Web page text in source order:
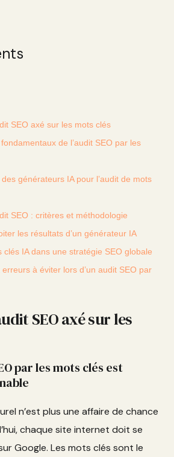
SEO axé sur les mots clés
de l’audit SEO par les
générateurs IA pour l’audit de mots
SEO : critères et méthodologie
les résultats d’un générateur IA
clés IA dans une stratégie SEO globale
à éviter lors d’un audit SEO par
SEO axé sur les
par les mots clés est
n’est plus une affaire de chance
chaque site internet doit se
Google. Les mots clés sont le